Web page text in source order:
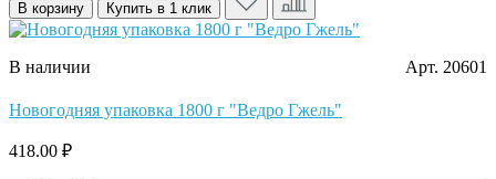
В корзину Купить в 1 клик
В наличии Арт. 20601
Новогодняя упаковка 1800 г "Ведро Гжель"
418.00 ₽